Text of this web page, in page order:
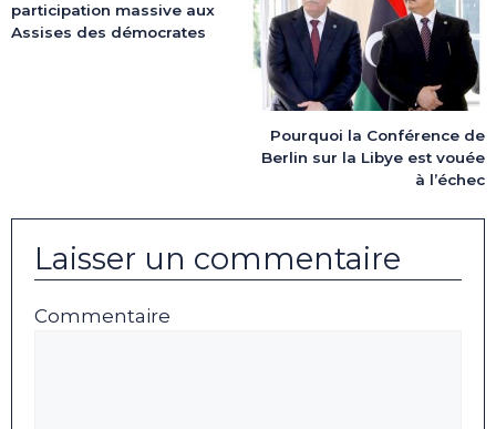
participation massive aux
Assises des démocrates
Pourquoi la Conférence de
Berlin sur la Libye est vouée
à l’échec
Laisser un commentaire
Commentaire